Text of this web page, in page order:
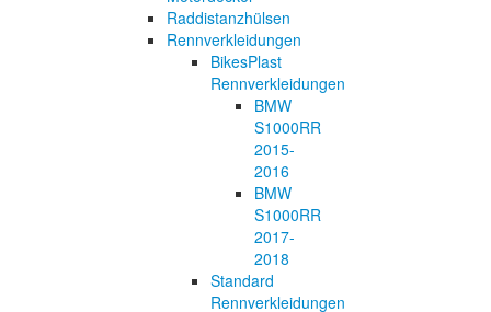
Raddistanzhülsen
Rennverkleidungen
BikesPlast
Rennverkleidungen
BMW
S1000RR
2015-
2016
BMW
S1000RR
2017-
2018
Standard
Rennverkleidungen